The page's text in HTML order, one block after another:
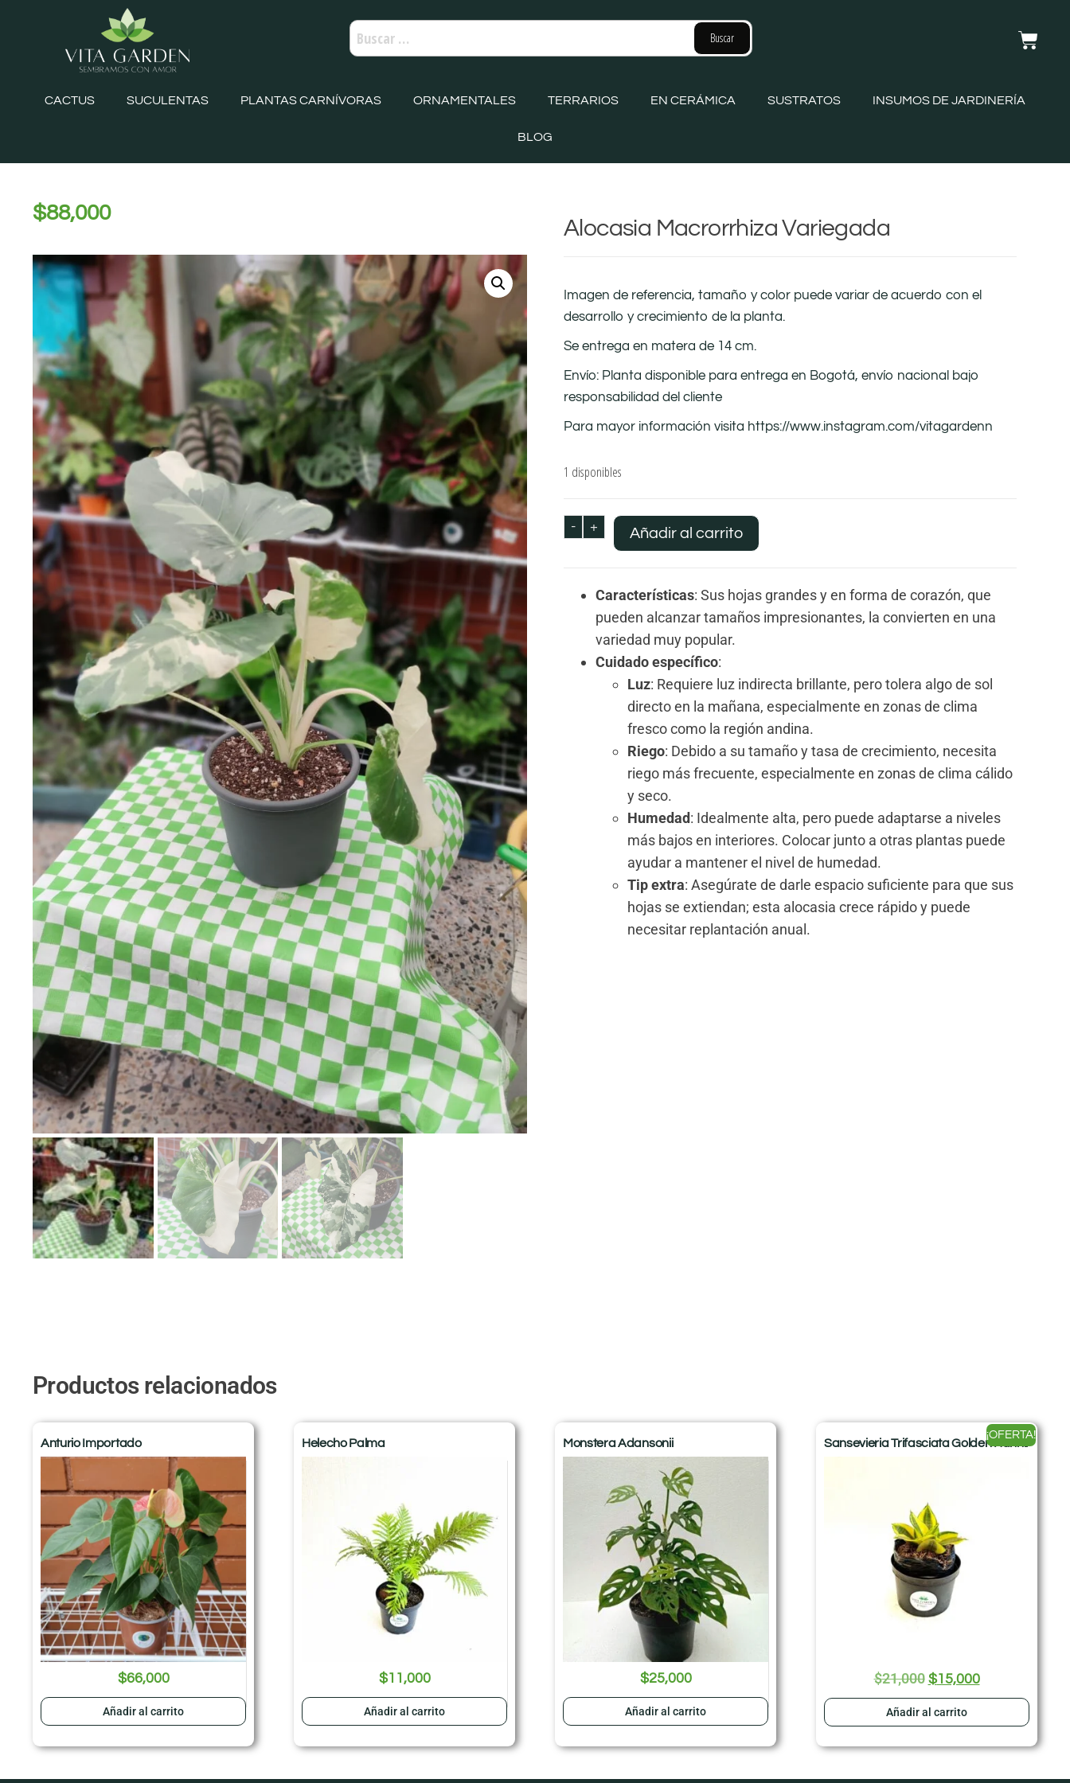
CACTUS SUCULENTAS PLANTAS CARNÍVORAS ORNAMENTALES TERRARIOS EN CERÁMICA SUSTRATOS INSUMOS DE JARDINERÍA
BLOG
$88,000
Alocasia Macrorrhiza Variegada
Imagen de referencia, tamaño y color puede variar de acuerdo con el
desarrollo y crecimiento de la planta.
Se entrega en matera de 14 cm.
Envío: Planta disponible para entrega en Bogotá, envío nacional bajo
responsabilidad del cliente
Para mayor información visita https://www.instagram.com/vitagardenn
1 disponibles
- + Añadir al carrito
Características: Sus hojas grandes y en forma de corazón, que
pueden alcanzar tamaños impresionantes, la convierten en una
variedad muy popular.
Cuidado específico:
Luz: Requiere luz indirecta brillante, pero tolera algo de sol
directo en la mañana, especialmente en zonas de clima
fresco como la región andina.
Riego: Debido a su tamaño y tasa de crecimiento, necesita
riego más frecuente, especialmente en zonas de clima cálido
y seco.
Humedad: Idealmente alta, pero puede adaptarse a niveles
más bajos en interiores. Colocar junto a otras plantas puede
ayudar a mantener el nivel de humedad.
Tip extra: Asegúrate de darle espacio suficiente para que sus
hojas se extiendan; esta alocasia crece rápido y puede
necesitar replantación anual.
Productos relacionados
Anturio Importado
$66,000
Añadir al carrito
Helecho Palma
$11,000
Añadir al carrito
Monstera Adansonii
$25,000
Añadir al carrito
Sansevieria Trifasciata Golden Hahnii
¡OFERTA!
$21,000 $15,000
Añadir al carrito